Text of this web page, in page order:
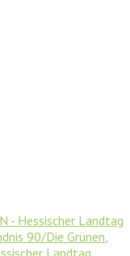
- Hessischer Landtag
90/Die Grünen,